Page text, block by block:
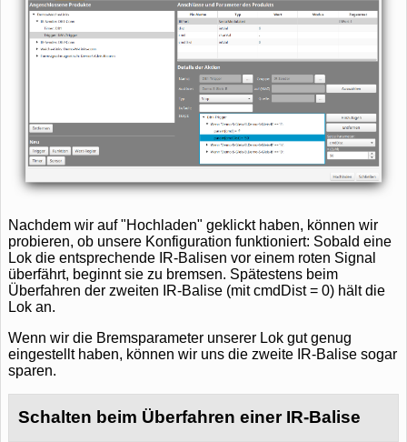
Nachdem wir auf "Hochladen" geklickt haben, können wir
probieren, ob unsere Konfiguration funktioniert: Sobald eine
Lok die entsprechende IR-Balisen vor einem roten Signal
überfährt, beginnt sie zu bremsen. Spätestens beim
Überfahren der zweiten IR-Balise (mit cmdDist = 0) hält die
Lok an.
Wenn wir die Bremsparameter unserer Lok gut genug
eingestellt haben, können wir uns die zweite IR-Balise sogar
sparen.
Schalten beim Überfahren einer IR-Balise